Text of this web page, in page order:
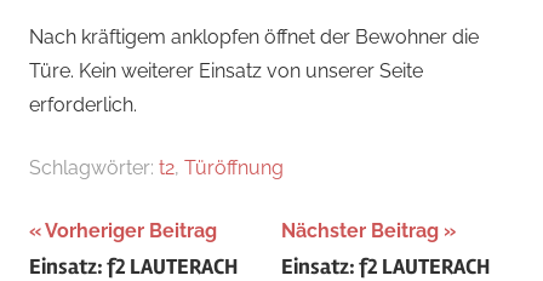
Nach kräftigem anklopfen öffnet der Bewohner die
Türe. Kein weiterer Einsatz von unserer Seite
erforderlich.
Schlagwörter: t2, Türöffnung
Beitragsnavigation
Vorheriger Beitrag
Einsatz: f2 LAUTERACH
Nächster Beitrag
Einsatz: f2 LAUTERACH